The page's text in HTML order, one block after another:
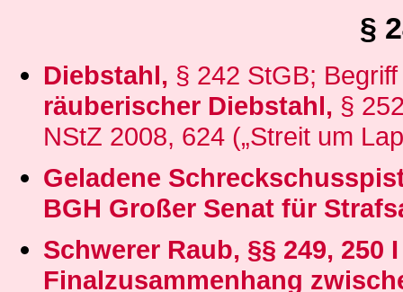
§
Diebstahl, § 242 StGB;
räuberischer Diebstahl, §
NStZ 2008, 624 („Streit um
Geladene
BGH Großer Senat für
Schwerer Raub, §§ 249, 250
Finalzusammenhang